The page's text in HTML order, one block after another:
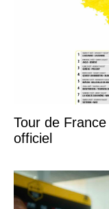
Tour de
officiel